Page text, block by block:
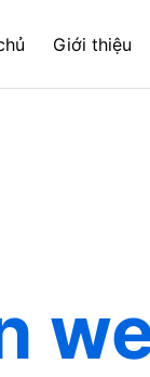
Giới thiệu